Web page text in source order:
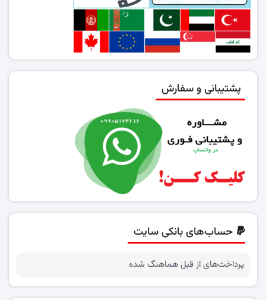
پشتیبانی و سفارش
حساب‌های بانکی سایت
پرداخت‌های از قبل هماهنگ شده